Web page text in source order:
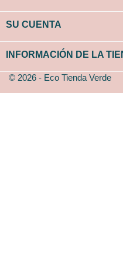
SU CUENTA
INFORMACIÓN DE LA
© 2026 - Eco Tienda Verde